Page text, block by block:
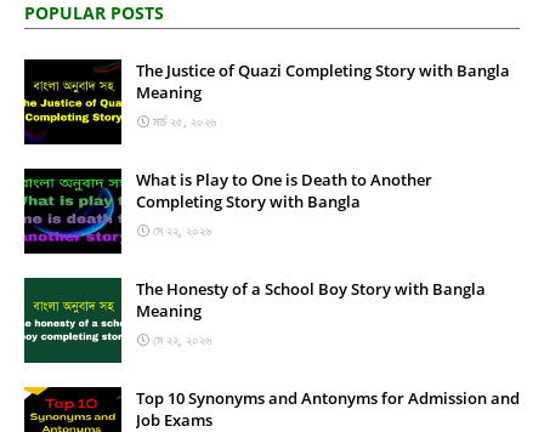
POPULAR POSTS
The Justice of Quazi Completing Story with Bangla
Meaning
মার্চ ২৫, ২০২৬
What is Play to One is Death to Another
Completing Story with Bangla
মে ২২, ২০২৬
The Honesty of a School Boy Story with Bangla
Meaning
মে ২২, ২০২৬
Top 10 Synonyms and Antonyms for Admission and
Job Exams